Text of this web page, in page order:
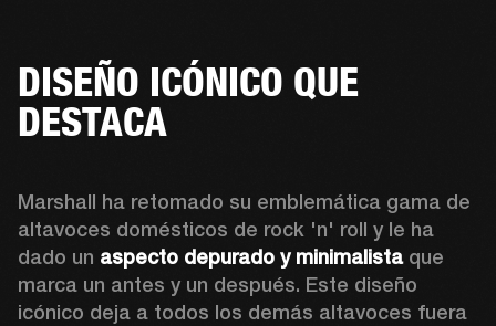
DISEÑO ICÓNICO QUE
DESTACA
Marshall ha retomado su emblemática gama de
altavoces domésticos de rock 'n' roll y le ha
dado un aspecto depurado y minimalista que
marca un antes y un después. Este diseño
icónico deja a todos los demás altavoces fuera